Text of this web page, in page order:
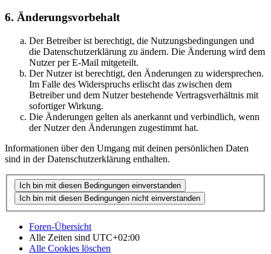
6. Änderungsvorbehalt
Der Betreiber ist berechtigt, die Nutzungsbedingungen und
die Datenschutzerklärung zu ändern. Die Änderung wird dem
Nutzer per E-Mail mitgeteilt.
Der Nutzer ist berechtigt, den Änderungen zu widersprechen.
Im Falle des Widerspruchs erlischt das zwischen dem
Betreiber und dem Nutzer bestehende Vertragsverhältnis mit
sofortiger Wirkung.
Die Änderungen gelten als anerkannt und verbindlich, wenn
der Nutzer den Änderungen zugestimmt hat.
Informationen über den Umgang mit deinen persönlichen Daten
sind in der Datenschutzerklärung enthalten.
Foren-Übersicht
Alle Zeiten sind UTC+02:00
Alle Cookies löschen